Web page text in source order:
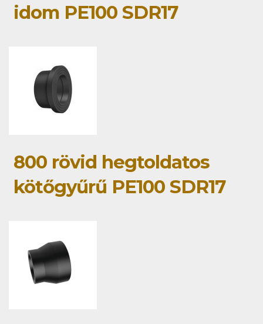
idom PE100 SDR17
800 rövid hegtoldatos
kötőgyűrű PE100 SDR17